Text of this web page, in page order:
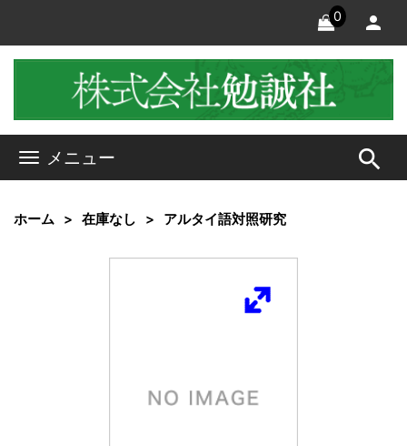
0
メニュー search
ホーム 在庫なし アルタイ語対照研究